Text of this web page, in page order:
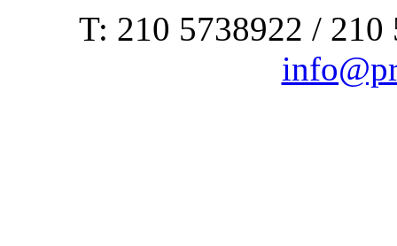
Τ: 210 5738922 /